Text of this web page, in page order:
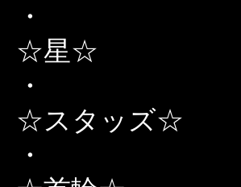
・
☆星☆
・
☆スタッズ☆
・